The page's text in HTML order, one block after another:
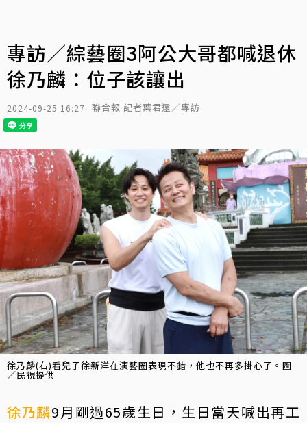
專訪／綜藝圈3阿公大哥都喊退休
徐乃麟：位子該讓出
2024-09-25 16:27 聯合報 記者葉君遠／專訪
徐乃麟(右)看兒子徐新洋在演藝圈表現不錯，他也不再多掛心了。圖
／民視提供
徐乃麟9月剛過65歲生日，生日當天喊出再工